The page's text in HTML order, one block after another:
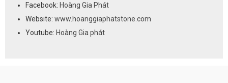
Facebook: Hoàng Gia Phát
Website: www.hoanggiaphatstone.com
Youtube: Hoàng Gia phát